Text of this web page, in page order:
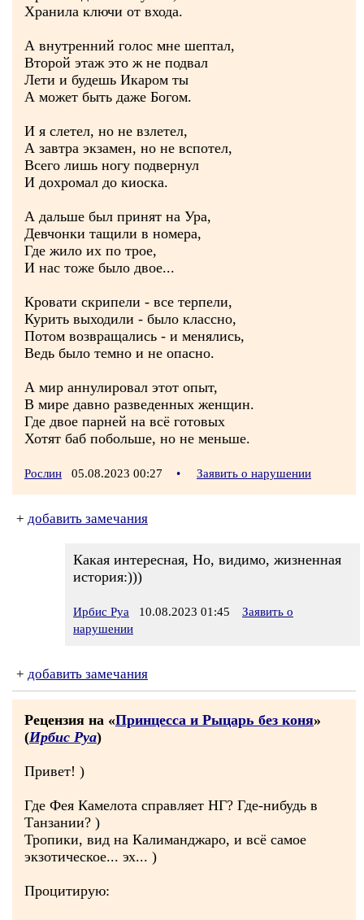
Хранила ключи от входа.
А внутренний голос мне шептал,
Второй этаж это ж не подвал
Лети и будешь Икаром ты
А может быть даже Богом.
И я слетел, но не взлетел,
А завтра экзамен, но не вспотел,
Всего лишь ногу подвернул
И дохромал до киоска.
А дальше был принят на Ура,
Девчонки тащили в номера,
Где жило их по трое,
И нас тоже было двое...
Кровати скрипели - все терпели,
Курить выходили - было классно,
Потом возвращались - и менялись,
Ведь было темно и не опасно.
А мир аннулировал этот опыт,
В мире давно разведенных женщин.
Где двое парней на всё готовых
Хотят баб побольше, но не меньше.
Рослин 05.08.2023 00:27 • Заявить о нарушении
+ добавить замечания
Какая интересная, Но, видимо, жизненная
история:)))
Ирбис Руа 10.08.2023 01:45
Заявить о
нарушении
+ добавить замечания
Рецензия на «Принцесса и Рыцарь без коня»
(Ирбис Руа)
Привет! )
Где Фея Камелота справляет НГ? Где-нибудь в
Танзании? )
Тропики, вид на Калиманджаро, и всё самое
экзотическое... эх... )
Процитирую: